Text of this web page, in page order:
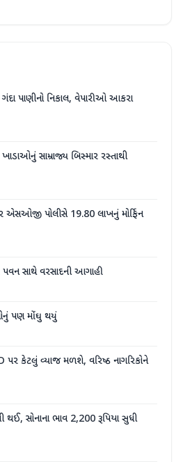
ગંદા પાણીનો નિકાલ, વેપારીઓ આકરા
સામ્રાજ્ય બિસ્માર રસ્તાથી
એસઓજી પોલીસે 19.80 લાખનું મોર્ફિન
સાથે વરસાદની આગાહી
પણ મોંઘુ થયું
પર કેટલું વ્યાજ મળશે, વરિષ્ઠ નાગરિકોને
થઈ, સોનાના ભાવ 2,200 રૂપિયા સુધી